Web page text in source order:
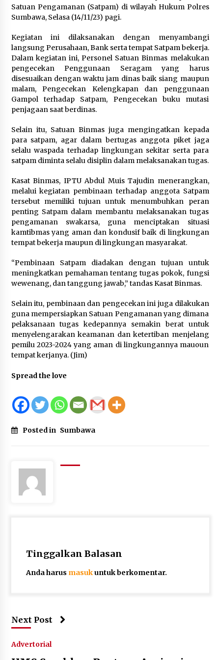
2 hari ago
Bencana Dimulai dari Desa, Selaras dengan
Implementasi Sumbawa Hijau Lestari
2 hari ago
DEMOKRASI DIGITAL PILKADES PERTAMA DI
DESA! KSB GELAR SIMULASI E-VOTING , BUPATI :
SISTEM OFFLINE, ADA BUKTI STRUK JAGA
KEAMANAN SUARA
2 hari ago
Baru Keselamatan Nasional
3 hari ago
Tim Riset Energi Timur FRS UTS Raih
Teknologi” Kemendiktisaintek
3 hari ago
Bupati H. Jarot Terima Audiensi Ombudsman
NTB, Dukung Penilaian Kepatuhan Pelayanan
Publik di Lingkup Pemkab Sumbawa
4 hari ago
Bupati H. Jarot Dorong Inovasi Pelayanan
Publik, Empat Proyek Perubahan PKN II Resmi
Diluncurkan
4 hari ago
Jasa Raharja Serahkan Santunan kepada Ahli
Waris Korban Kebakaran KM Mutiara Sentosa II
4 hari ago
Satuan Pengamanan (Satpam) di wilayah Hukum Polres
Sumbawa, Selasa (14/11/23) pagi.
Kegiatan ini dilaksanakan dengan menyambangi
langsung Perusahaan, Bank serta tempat Satpam bekerja.
Dalam kegiatan ini, Personel Satuan Binmas melakukan
pengecekan Penggunaan Seragam yang harus
disesuaikan dengan waktu jam dinas baik siang maupun
malam, Pengecekan Kelengkapan dan penggunaan
Gampol terhadap Satpam, Pengecekan buku mutasi
penjagaan saat berdinas.
Selain itu, Satuan Binmas juga mengingatkan kepada
para satpam, agar dalam bertugas anggota piket jaga
selalu waspada terhadap lingkungan sekitar serta para
satpam diminta selalu disiplin dalam melaksanakan tugas.
Kasat Binmas, IPTU Abdul Muis Tajudin menerangkan,
melalui kegiatan pembinaan terhadap anggota Satpam
tersebut memiliki tujuan untuk menumbuhkan peran
penting Satpam dalam membantu melaksanakan tugas
pengamanan swakarsa, guna menciptakan situasi
kamtibmas yang aman dan kondusif baik di lingkungan
tempat bekerja maupun di lingkungan masyarakat.
“Pembinaan Satpam diadakan dengan tujuan untuk
meningkatkan pemahaman tentang tugas pokok, fungsi
wewenang, dan tanggung jawab,” tandas Kasat Binmas.
Selain itu, pembinaan dan pengecekan ini juga dilakukan
guna mempersiapkan Satuan Pengamanan yang dimana
pelaksanaan tugas kedepannya semakin berat untuk
menyelengarakan keamanan dan ketertiban menjelang
pemilu 2023-2024 yang aman di lingkungannya mauoun
tempat kerjanya. (Jim)
Spread the love
Posted in Sumbawa
Tinggalkan Balasan
Anda harus masukuntuk berkomentar.
Next Post
Advertorial